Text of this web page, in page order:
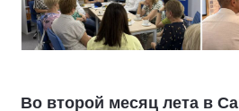
Во второй месяц лета в